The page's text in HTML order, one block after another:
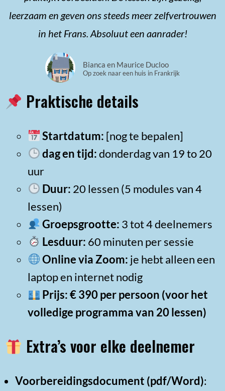
leerzaam en geven ons steeds meer zelfvertrouwen
in het Frans. Absoluut een aanrader!
Bianca en Maurice Ducloo
Op zoek naar een huis in Frankrijk
Praktische details
Startdatum: [nog te bepalen]
dag en tijd:donderdag van 19 to 20
uur
Duur: 20 lessen (5 modules van 4
lessen)
Groepsgrootte: 3 tot 4 deelnemers
Lesduur: 60 minuten per sessie
Online via Zoom: je hebt alleen een
laptop en internet nodig
Prijs: € 390 per persoon (voor het
volledige programma van 20 lessen)
Extra’s voor elke deelnemer
Voorbereidingsdocument (pdf/Word):